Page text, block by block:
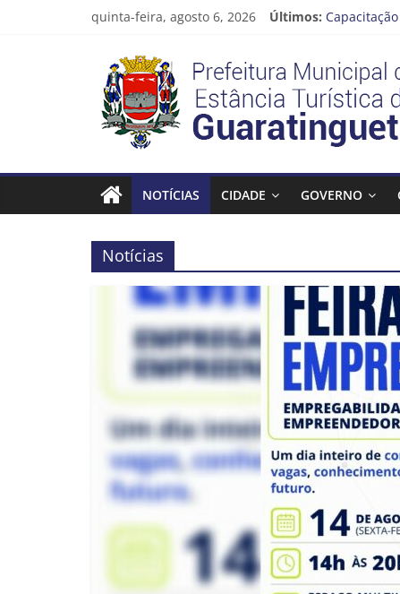
quinta-feira, agosto 6, 2026 Últimos:
Prefeitura
Prefeitura
Estância
Turística
Guaratinguetá
Prefeitura
Turística
Guaratinguetá
NOTÍCIAS CIDADE GOVERNO
Notícias